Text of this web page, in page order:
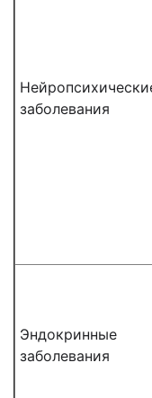
заболевания
Эндокринные
заболевания